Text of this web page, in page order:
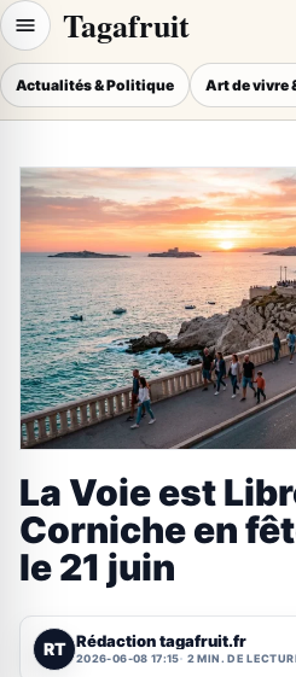
Tagafruit
Actualités & Politique Art de vivre
La Voie est
Corniche en
le 21 juin
RT Rédaction tagafruit.fr
2026-06-08 17:15 2 MIN. DE